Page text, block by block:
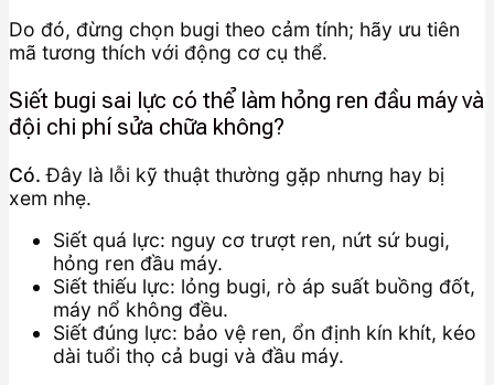
Do đó, đừng chọn bugi theo cảm tính; hãy ưu tiên
mã tương thích với động cơ cụ thể.
Siết bugi sai lực có thể làm hỏng ren đầu máy và
đội chi phí sửa chữa không?
Có. Đây là lỗi kỹ thuật thường gặp nhưng hay bị
xem nhẹ.
Siết quá lực: nguy cơ trượt ren, nứt sứ bugi,
hỏng ren đầu máy.
Siết thiếu lực: lỏng bugi, rò áp suất buồng đốt,
máy nổ không đều.
Siết đúng lực: bảo vệ ren, ổn định kín khít, kéo
dài tuổi thọ cả bugi và đầu máy.